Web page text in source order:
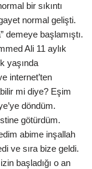
bir sıkıntı
normal gelişti.
demeye başlamıştı.
Ali 11 aylık
yaşında
internet’ten
mi diye? Eşim
döndüm.
götürdüm.
abime inşallah
ve sıra bize geldi.
başladığı o an